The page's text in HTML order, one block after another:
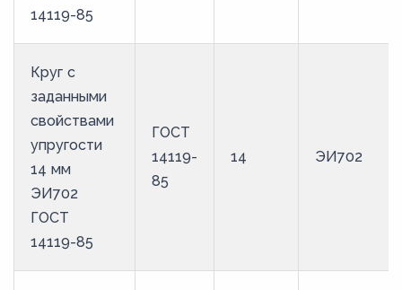
32
33
34
3,5
36
37
38
14119-85
Круг с
заданными
свойствами
упругости
14 мм
ЭИ702
ГОСТ
14119-85
ГОСТ
14119-
85
14 ЭИ702